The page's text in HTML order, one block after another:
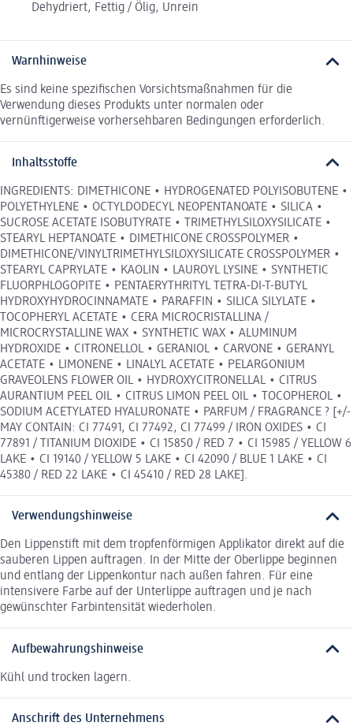
Dehydriert, Fettig / Ölig, Unrein
Warnhinweise
Es sind keine spezifischen Vorsichtsmaßnahmen für die
Verwendung dieses Produkts unter normalen oder
vernünftigerweise vorhersehbaren Bedingungen erforderlich.
Inhaltsstoffe
INGREDIENTS: DIMETHICONE • HYDROGENATED POLYISOBUTENE •
POLYETHYLENE • OCTYLDODECYL NEOPENTANOATE • SILICA •
SUCROSE ACETATE ISOBUTYRATE • TRIMETHYLSILOXYSILICATE •
STEARYL HEPTANOATE • DIMETHICONE CROSSPOLYMER •
DIMETHICONE/VINYLTRIMETHYLSILOXYSILICATE CROSSPOLYMER •
STEARYL CAPRYLATE • KAOLIN • LAUROYL LYSINE • SYNTHETIC
FLUORPHLOGOPITE • PENTAERYTHRITYL TETRA-DI-T-BUTYL
HYDROXYHYDROCINNAMATE • PARAFFIN • SILICA SILYLATE •
TOCOPHERYL ACETATE • CERA MICROCRISTALLINA /
MICROCRYSTALLINE WAX • SYNTHETIC WAX • ALUMINUM
HYDROXIDE • CITRONELLOL • GERANIOL • CARVONE • GERANYL
ACETATE • LIMONENE • LINALYL ACETATE • PELARGONIUM
GRAVEOLENS FLOWER OIL • HYDROXYCITRONELLAL • CITRUS
AURANTIUM PEEL OIL • CITRUS LIMON PEEL OIL • TOCOPHEROL •
SODIUM ACETYLATED HYALURONATE • PARFUM / FRAGRANCE ? [+/-
MAY CONTAIN: CI 77491, CI 77492, CI 77499 / IRON OXIDES • CI
77891 / TITANIUM DIOXIDE • CI 15850 / RED 7 • CI 15985 / YELLOW 6
LAKE • CI 19140 / YELLOW 5 LAKE • CI 42090 / BLUE 1 LAKE • CI
45380 / RED 22 LAKE • CI 45410 / RED 28 LAKE].
Verwendungshinweise
Den Lippenstift mit dem tropfenförmigen Applikator direkt auf die
sauberen Lippen auftragen. In der Mitte der Oberlippe beginnen
und entlang der Lippenkontur nach außen fahren. Für eine
intensivere Farbe auf der Unterlippe auftragen und je nach
gewünschter Farbintensität wiederholen.
Aufbewahrungshinweise
Kühl und trocken lagern.
Anschrift des Unternehmens